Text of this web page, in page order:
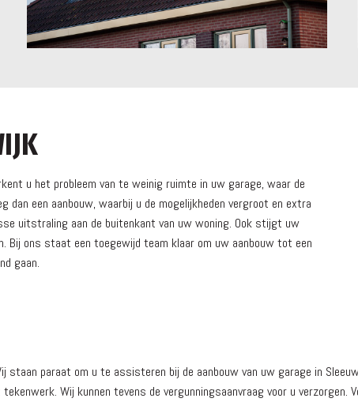
u het probleem van te weinig ruimte in uw garage, waar de
een aanbouw, waarbij u de mogelijkheden vergroot en extra
uitstraling aan de buitenkant van uw woning. Ook stijgt uw
Bij ons staat een toegewijd team klaar om uw aanbouw tot een
gaan.
paraat om u te assisteren bij de aanbouw van uw garage in
Wij kunnen tevens de vergunningsaanvraag voor u verzorgen.